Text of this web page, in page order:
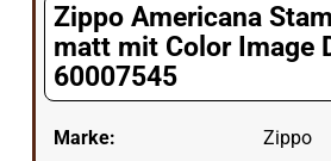
Zippo Americana
matt mit Color Image
60007545
Marke:
Zippo